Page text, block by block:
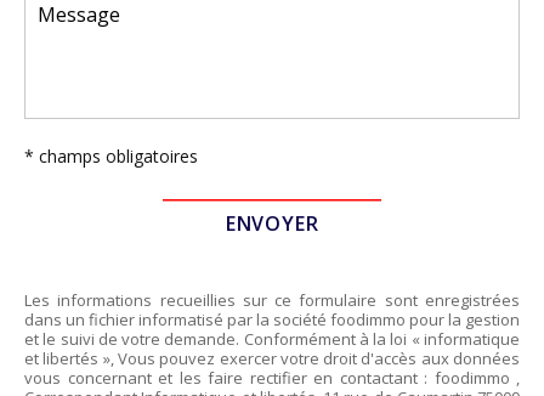
* champs obligatoires
Les informations recueillies sur ce formulaire sont enregistrées
dans un fichier informatisé par la société foodimmo pour la gestion
et le suivi de votre demande. Conformément à la loi « informatique
et libertés », Vous pouvez exercer votre droit d'accès aux données
vous concernant et les faire rectifier en contactant : foodimmo ,